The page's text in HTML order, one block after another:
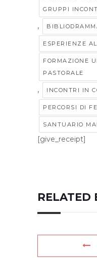
GRUPPI
,
ESPERIENZE
FORMAZIONE
PASTORALE
, INCONTRI IN
PERCORSI DI
SANTUARIO
[give_receipt]
RELATED